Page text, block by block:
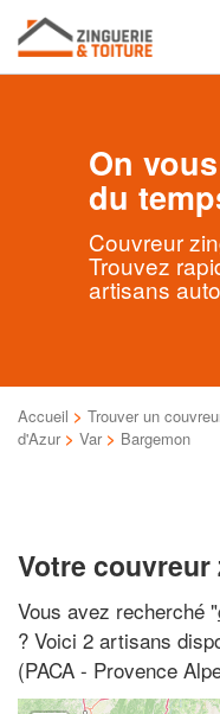
On
du
Couvreur
Trouvez
artisans
Accueil > Trouver un
d'Azur > Var > Bargemon
Votre couvreur
Vous avez recherché "
? Voici 2 artisans
(PACA - Provence